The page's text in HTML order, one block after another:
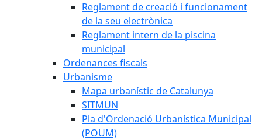
Reglament de creació i funcionament
de la seu electrònica
Reglament intern de la piscina
municipal
Ordenances fiscals
Urbanisme
Mapa urbanístic de Catalunya
SITMUN
Pla d'Ordenació Urbanística Municipal
(POUM)